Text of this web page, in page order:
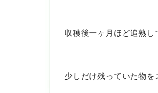
収穫後一ヶ月ほど追熟し
少しだけ残っていた物を